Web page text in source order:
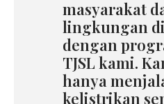
masyarakat
lingkungan
dengan
TJSL kami.
hanya
kelistrikan